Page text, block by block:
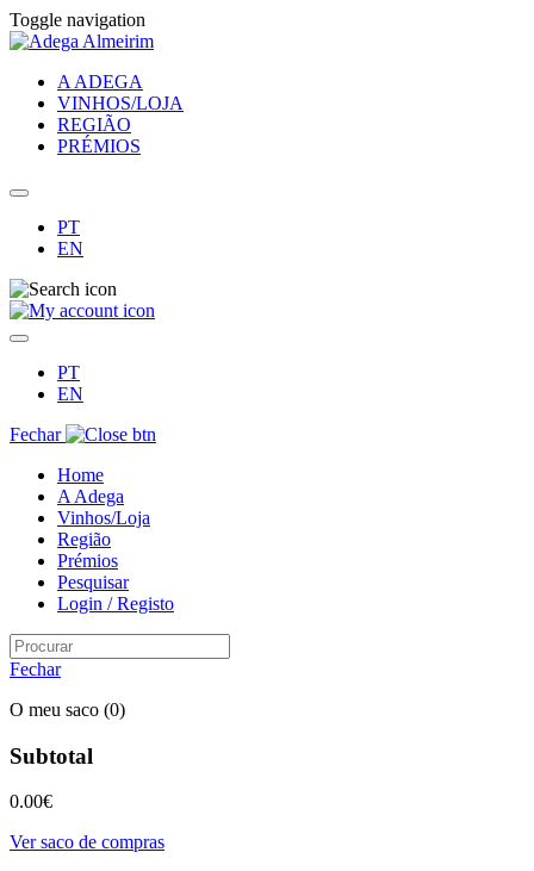
Toggle navigation
A ADEGA
VINHOS/LOJA
REGIÃO
PRÉMIOS
PT
EN
PT
EN
Fechar
Home
A Adega
Vinhos/Loja
Região
Prémios
Pesquisar
Login / Registo
Fechar
O meu saco (0)
Subtotal
0.00€
Ver saco de compras